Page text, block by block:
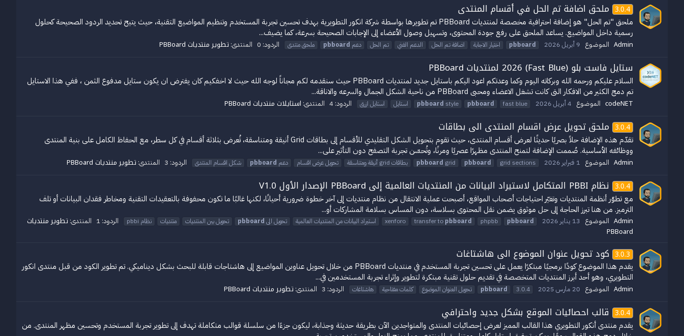
3.0.4 ملحق اضافة تم الحل في أقسام المنتدى
ملحق "تم الحل" هو إضافة احترافية مخصصة لمنتديات PBBoard تم تطويرها بواسطة شركة انكور التطويرية بهدف تحسين تجربة المستخدم وتنظيم المواضيع التقنية، حيث يتيح تحديد الردود الصحيحة كحلول
رسمية داخل المواضيع. يساعد الملحق على رفع جودة المحتوى، وتسهيل وصول الأعضاء إلى الإجابات الصحيحة بسرعة، كما يضيف...
Admin الموضوع 9 أبريل 2026 pbboard اختيار الاجابة اضافة تم الحل الدعم الفني تم الحل دعم pbboard ملحق منتدى الردود: 0 المنتدى: تطوير منتديات PBBoard
ستايل فاست بلو (Fast Blue) 2026 لمنتديات PBBoard
السلام عليكم ورحمه الله وبركاته اليوم وكما وعدتكم اعود اليكم باستايل جديد لمنتديات PBBoard حيث سنقدمه لكم مجاناً لوجه الله حيث لا اخفكيم كان يفترض ان يكون ستايل مدفوع الثمن ، ففي هذا الاستايل
تم دمج الكثير من الافكار التى كانت تشغل الاعضاء ومحبى PBBoard من ناحية الشكل الجمال والسرعه والاناقة...
codeNET الموضوع 4 أبريل 2026 fast blue
pbboard
pbboard style استايل استايل ازرق الردود: 4 المنتدى: استايلات منتديات PBBoard
3.0.4 ملحق تحويل عرض اقسام المنتدى الى بطاقات
تقدّم هذه الإضافة حلاً بصريًا حديثًا لعرض أقسام المنتدى، حيث تقوم بتحويل الشكل التقليدي للأقسام إلى بطاقات Grid أنيقة ومتناسقة، تُعرض بثلاثة أقسام في كل سطر، مع الحفاظ الكامل على بنية المنتدى
ووظائفه الأساسية. صُممت الإضافة لتمنح المنتدى مظهرًا عصريًا ومرنًا، وتُحسّن تجربة التصفح دون التأثير على...
Admin الموضوع 1 فبراير 2026 grid sections
pbboard
pbboard grid بطاقات grid أنيقة ومتناسقة تحويل عرض اقسام دعم pbboard شكل اقسام المنتدى الردود: 3 المنتدى: تطوير منتديات PBBoard
3.0.4 نظام PBBI المتكامل لاستيراد البيانات من المنتديات العالمية إلى PBBoard الإصدار الأول V1.0
مع تطوّر أنظمة المنتديات وتغيّر احتياجات أصحاب المواقع، أصبحت عملية الانتقال من نظام منتديات إلى آخر خطوة ضرورية أحيانًا، لكنها غالبًا ما تكون محفوفة بالتعقيدات التقنية ومخاطر فقدان البيانات أو تلف
الترميز. من هنا تبرز الحاجة إلى حل موثوق يضمن نقل المحتوى بسلاسة، دون المساس بسلامة المشاركات أو...
Admin الموضوع 13 يناير 2026 pbboard
phpbb
transfer to pbboard
xenforo استيراد البيانات من المنتديات العالمية تحويل الى pbboard تحويل بين المنتديات منتديات نظام pbbi الردود: 1 المنتدى: تطوير منتديات
PBBoard
3.0.3 كود تحويل عنوان الموضوع الى هاشتاغات
يقدم هذا الموضوع كودًا برمجيًا مبتكرًا يعمل على تحسين تجربة المستخدم في منتديات PBBoard من خلال تحويل عناوين المواضيع إلى هاشتاجات قابلة للبحث بشكل ديناميكي. تم تطوير الكود من قبل منتدى انكور
التطويري، وهو أحد أبرز المنتديات المتخصصة في تقديم حلول تقنية مبتكرة لتطوير وإثراء تجربة المستخدمين في...
Admin الموضوع 20 مارس 2025 3.0.4
pbboard تحويل العنوان الموضوع كلمات مفتاحية هاشتاغات الردود: 3 المنتدى: تطوير منتديات PBBoard
3.0.4 قالب احصائيات الموقع بشكل جديد واحترافي
يقدم منتدى أنكور التطويري هذا القالب المميز لعرض إحصائيات المنتدى والمتواجدين الآن بطريقة حديثة وجذابة، ليكون جزءًا من سلسلة قوالب متكاملة تهدف إلى تطوير تجربة المستخدم وتحسين مظهر المنتدى. من